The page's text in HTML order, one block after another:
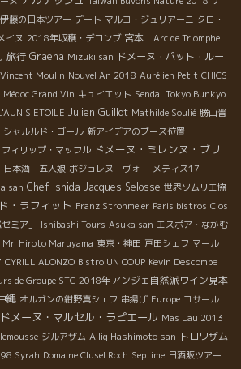
伊藤の日本ツアー デート マルコ・ジュリアーニ クロ・
イヌ 2018年収穫・デコンブ 宮本 L'Arc de Triomphe
旅行 Graena Mizuki san ドメーヌ・パット・ルー
Vincent Moulin Nouvel An 2018 Aurélien Petit CHICS
Médoc Grand Vin キュイエット Sendai Tokyo Bunkyo
ETOILE Julien Guillot Mathilde Soulié 勝山晋
シャルルド・ゴール 新アイデアのブース位置
フィリップ・マッフル ドメーヌ・ミレンヌ・ブリ
日本酒 五人娘 ボジョレヌーヴォー メティス17
san Chef Ishida Jacques Selosse 世界ソムリエ協
・ラフィット Franz Strohmeier Paris bistros Clos
ミア」 Ishibashi Tours Asuka san エスポア・なかむ
Mr. Hiroto Maruyama 東京・神田 戸田シェフ マール
CYRILL ALONZO Bistro UN COUP Kevin Descombe
de Groupe STC 2018年アンジェ自然派ワイン見本
縄 オルガンの紺野真シェフ 串揚げ Europe コサール
ドメーヌ・マルセル・ラピエール Mas Lau 2013
ジルアザム Alliq Hashimoto san トロワザム
Syrah Domaine Clusel Roch Septime 日酒販ツアー